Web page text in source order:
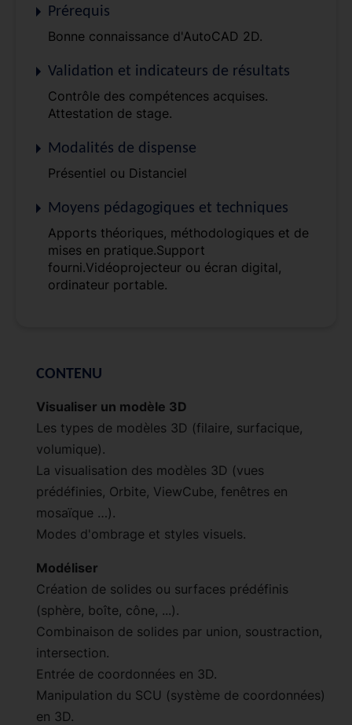
Prérequis
Bonne connaissance d'AutoCAD 2D.
Validation et indicateurs de résultats
Contrôle des compétences acquises.
Attestation de stage.
Modalités de dispense
Présentiel ou Distanciel
Moyens pédagogiques et techniques
Apports théoriques, méthodologiques et de
mises en pratique.Support
fourni.Vidéoprojecteur ou écran digital,
ordinateur portable.
CONTENU
Visualiser un modèle 3D
Les types de modèles 3D (filaire, surfacique,
volumique).
La visualisation des modèles 3D (vues
prédéfinies, Orbite, ViewCube, fenêtres en
mosaïque …).
Modes d'ombrage et styles visuels.
Modéliser
Création de solides ou surfaces prédéfinis
(sphère, boîte, cône, ...).
Combinaison de solides par union, soustraction,
intersection.
Entrée de coordonnées en 3D.
Manipulation du SCU (système de coordonnées)
en 3D.